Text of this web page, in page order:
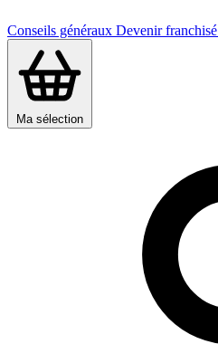
Conseils généraux Devenir franchisé
Ma sélection